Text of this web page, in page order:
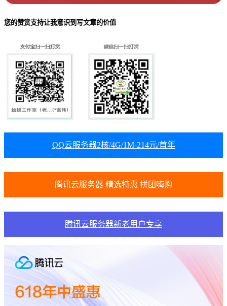
您的赞赏支持让我意识到写文章的价值
QQ云服务器2核/4G/1M-214元/首年
腾讯云服务器 精选特惠 拼团嗨购
腾讯云服务器新老用户专享